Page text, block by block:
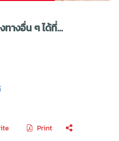
ทางอื่น ๆ ได้ที่…
Print